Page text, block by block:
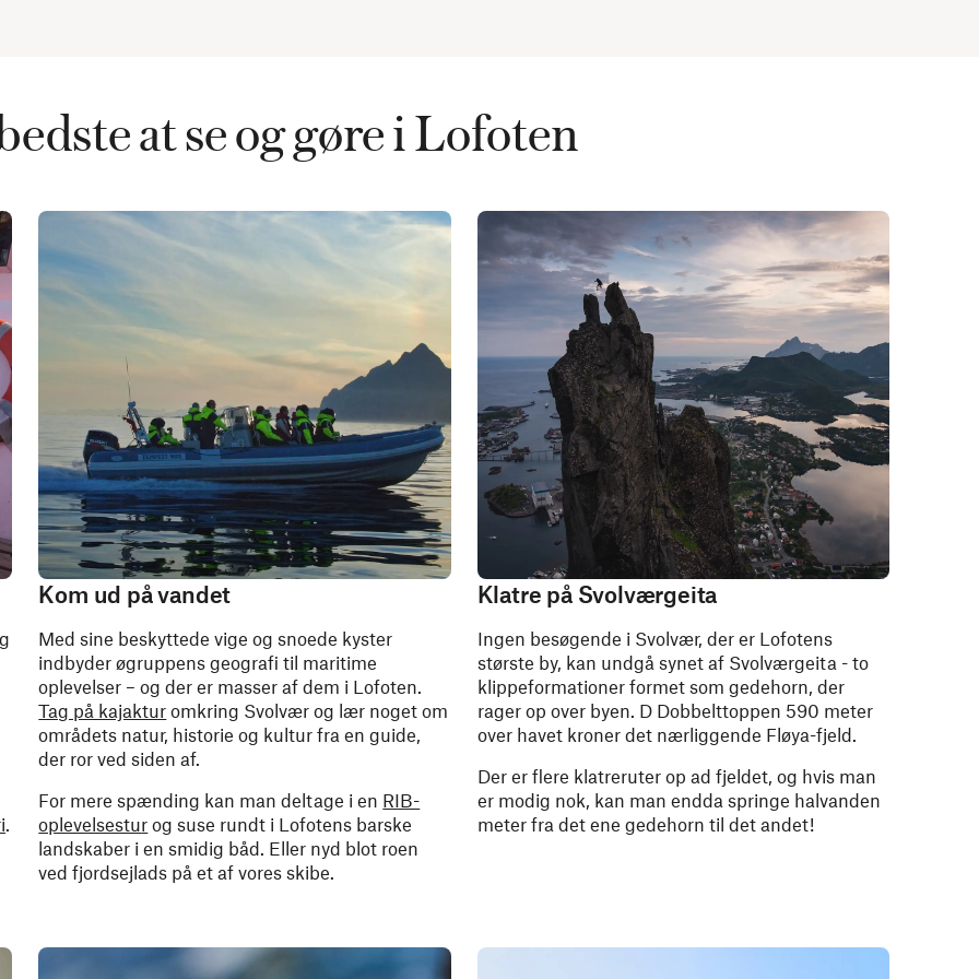
at se og gøre i Lofoten
.
Kom ud på vandet
Med sine beskyttede vige og snoede kyster
indbyder øgruppens geografi til maritime
oplevelser – og der er masser af dem i Lofoten.
Tag på kajaktur omkring Svolvær og lær noget om
områdets natur, historie og kultur fra en guide,
der ror ved siden af.
For mere spænding kan man deltage i en RIB-
oplevelsestur og suse rundt i Lofotens barske
landskaber i en smidig båd. Eller nyd blot roen
ved fjordsejlads på et af vores skibe.
Klatre på Svolværgeita
Ingen besøgende i Svolvær, der er Lofotens
største by, kan undgå synet af Svolværgeita - to
klippeformationer formet som gedehorn, der
rager op over byen. D Dobbelttoppen 590 meter
over havet kroner det nærliggende Fløya-fjeld.
Der er flere klatreruter op ad fjeldet, og hvis man
er modig nok, kan man endda springe halvanden
meter fra det ene gedehorn til det andet!